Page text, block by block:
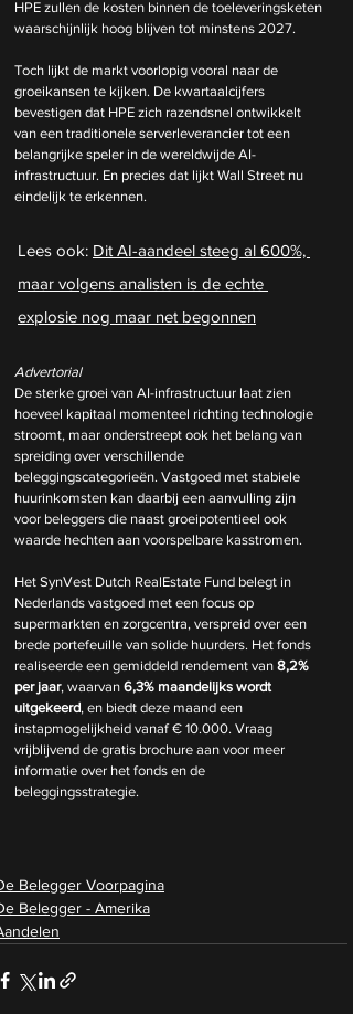
HPE zullen de kosten binnen de toeleveringsketen
waarschijnlijk hoog blijven tot minstens 2027.
Toch lijkt de markt voorlopig vooral naar de
groeikansen te kijken. De kwartaalcijfers
bevestigen dat HPE zich razendsnel ontwikkelt
van een traditionele serverleverancier tot een
belangrijke speler in de wereldwijde AI-
infrastructuur. En precies dat lijkt Wall Street nu
eindelijk te erkennen.
Lees ook: Dit AI-aandeel steeg al 600%,
maar volgens analisten is de echte
explosie nog maar net begonnen
Advertorial
De sterke groei van AI-infrastructuur laat zien
hoeveel kapitaal momenteel richting technologie
stroomt, maar onderstreept ook het belang van
spreiding over verschillende
beleggingscategorieën. Vastgoed met stabiele
huurinkomsten kan daarbij een aanvulling zijn
voor beleggers die naast groeipotentieel ook
waarde hechten aan voorspelbare kasstromen.
Het SynVest Dutch RealEstate Fund belegt in
Nederlands vastgoed met een focus op
supermarkten en zorgcentra, verspreid over een
brede portefeuille van solide huurders. Het fonds
realiseerde een gemiddeld rendement van 8,2%
per jaar, waarvan 6,3% maandelijks wordt
uitgekeerd, en biedt deze maand een
instapmogelijkheid vanaf € 10.000. Vraag
vrijblijvend de gratis brochure aan voor meer
informatie over het fonds en de
beleggingsstrategie.
Belegger Voorpagina
Belegger - Amerika